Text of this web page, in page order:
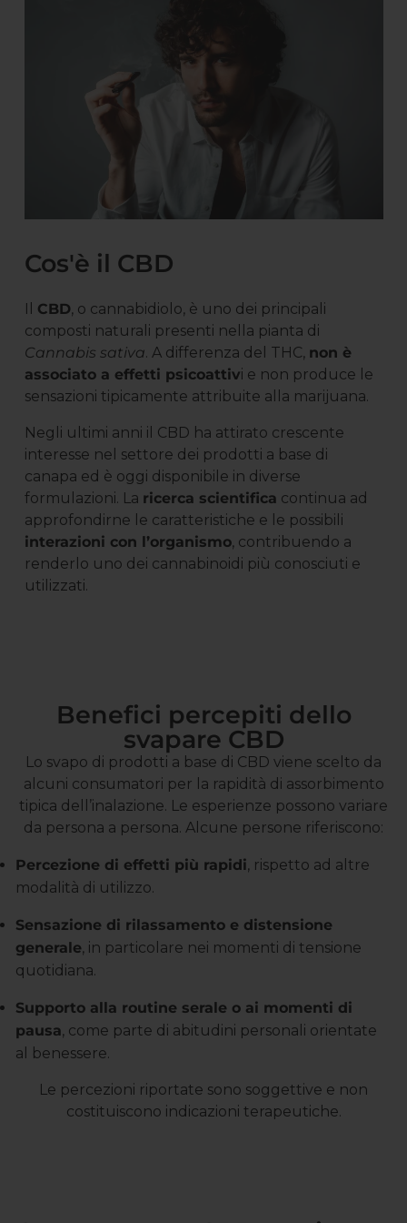
Cos'è il CBD
CBD, o cannabidiolo, è uno dei principali
composti naturali presenti nella pianta di
Cannabis sativa. A differenza del THC, non è
associato a effetti psicoattivi e non produce le
sensazioni tipicamente attribuite alla marijuana.
Negli ultimi anni il CBD ha attirato crescente
interesse nel settore dei prodotti a base di
canapa ed è oggi disponibile in diverse
formulazioni. La ricerca scientifica continua ad
approfondirne le caratteristiche e le possibili
interazioni con l’organismo, contribuendo a
renderlo uno dei cannabinoidi più conosciuti e
utilizzati.
Benefici percepiti dello
svapare CBD
Lo svapo di prodotti a base di CBD viene scelto da
alcuni consumatori per la rapidità di assorbimento
tipica dell’inalazione. Le esperienze possono variare
da persona a persona. Alcune persone riferiscono:
Percezione di effetti più rapidi, rispetto ad altre
modalità di utilizzo.
Sensazione di rilassamento e distensione
generale, in particolare nei momenti di tensione
quotidiana.
Supporto alla routine serale o ai momenti di
pausa, come parte di abitudini personali orientate
al benessere.
Le percezioni riportate sono soggettive e non
costituiscono indicazioni terapeutiche.